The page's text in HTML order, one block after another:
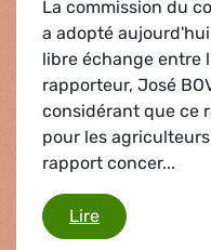
La commission du
a adopté
libre échange entre
rapporteur, José
considérant que ce
pour les
rapport concer...
LireAccord